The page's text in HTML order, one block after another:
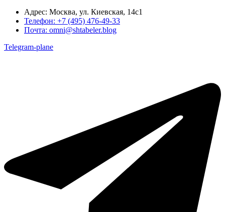
Адрес: Москва, ул. Киевская, 14с1
Телефон: +7 (495) 476-49-33
Почта: omni@shtabeler.blog
Telegram-plane